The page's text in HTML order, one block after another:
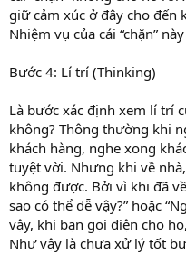
giữ cảm xúc ở đây cho đến
Nhiệm vụ của cái “chặn”
Bước 4: Lí trí (Thinking)
Là bước xác định xem lí trí
không? Thông thường khi
khách hàng, nghe xong
tuyệt vời. Nhưng khi về
không được. Bởi vì khi đã
sao có thể dễ vậy?” hoặc
vậy, khi bạn gọi điện cho
Như vậy là chưa xử lý tốt